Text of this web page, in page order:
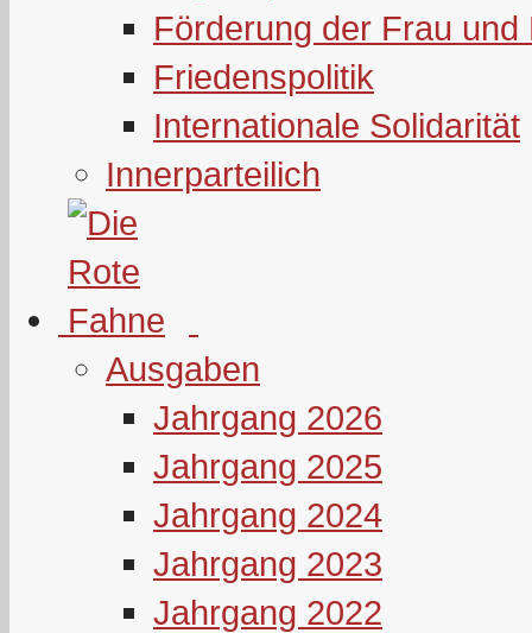
Förderung der Frau und
Friedenspolitik
Internationale Solidarität
Innerparteilich
Ausgaben
Jahrgang 2026
Jahrgang 2025
Jahrgang 2024
Jahrgang 2023
Jahrgang 2022